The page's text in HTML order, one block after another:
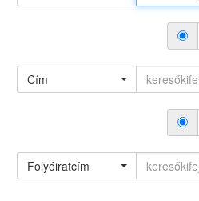
Cím
Folyóiratcím